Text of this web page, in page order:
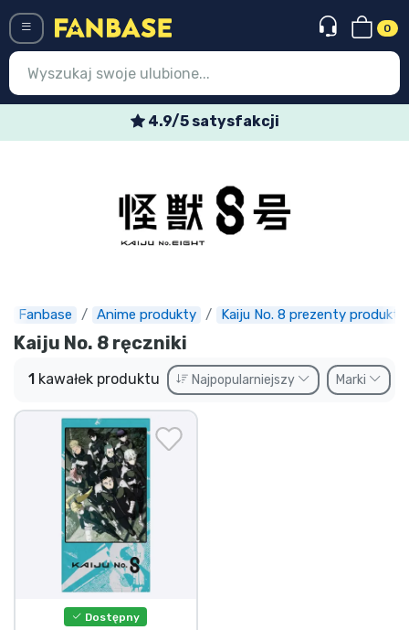
0
4.9/5 satysfakcji
Fanbase Anime produkty Kaiju No. 8 prezenty produkty
Kaiju No. 8 ręczniki
1 kawałek produktu Najpopularniejszy Marki
Dostępny
Najnowsze rzeczy
Oferty specjalne
Przedsprzedaż
Outlet produkty
Wysyłka i płatność
Rzeczy seryjne
Rzeczy filmowe
Wspaniałe rzeczy